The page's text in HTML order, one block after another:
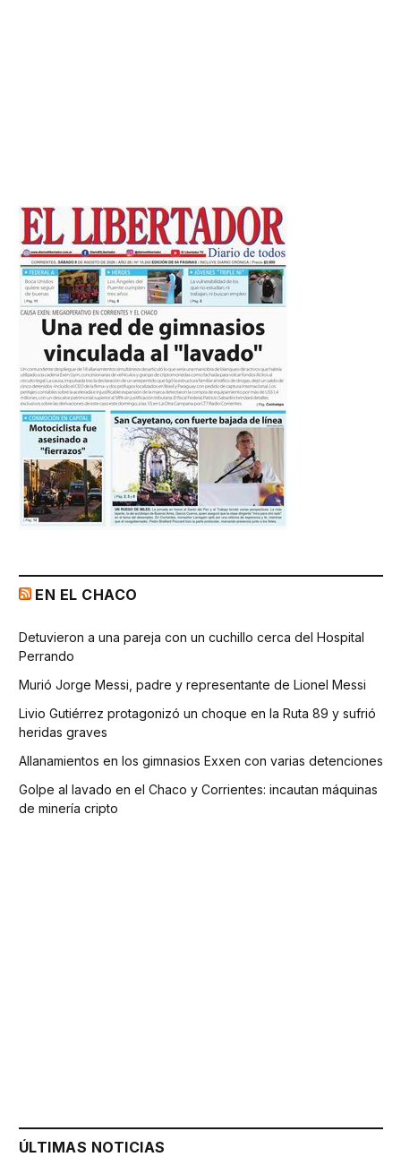
EN EL CHACO
Detuvieron a una pareja con un cuchillo cerca del Hospital
Perrando
Murió Jorge Messi, padre y representante de Lionel Messi
Livio Gutiérrez protagonizó un choque en la Ruta 89 y sufrió
heridas graves
Allanamientos en los gimnasios Exxen con varias detenciones
Golpe al lavado en el Chaco y Corrientes: incautan máquinas
de minería cripto
ÚLTIMAS NOTICIAS